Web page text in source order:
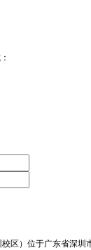
区）位于广东省深